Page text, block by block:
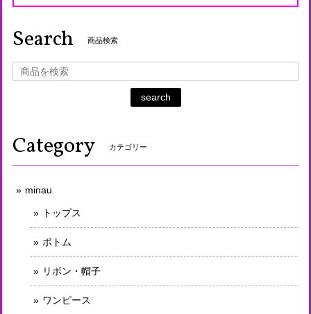
Search 商品検索
search
Category カテゴリー
minau
トップス
ボトム
リボン・帽子
ワンピース